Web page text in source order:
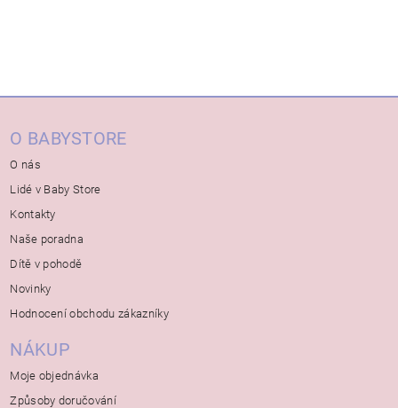
O BABYSTORE
O nás
Lidé v Baby Store
Kontakty
Naše poradna
Dítě v pohodě
Novinky
Hodnocení obchodu zákazníky
NÁKUP
Moje objednávka
Způsoby doručování